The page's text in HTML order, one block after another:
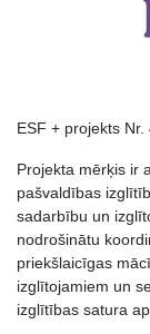
ESF + projekts
Projekta mērķis ir
pašvaldības
sadarbību un
nodrošinātu
priekšlaicīgas
izglītojamiem un
izglītības satura